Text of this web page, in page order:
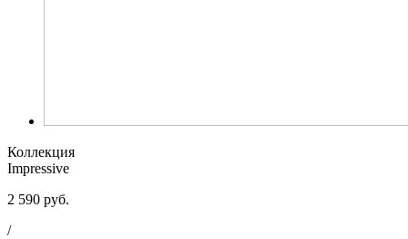
Коллекция
Impressive
2 590 руб.
/